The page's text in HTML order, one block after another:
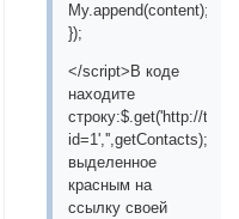
My.append(content);
});
</script>В коде
находите
строку:$.get('http://
выделенное
красным на
ссылку своей